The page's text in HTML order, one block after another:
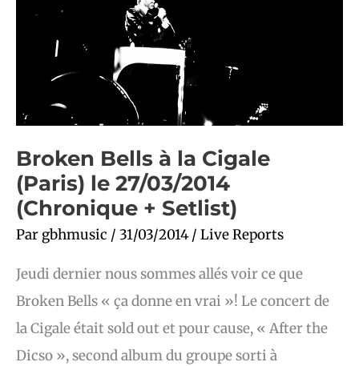
Broken Bells à la Cigale
(Paris) le 27/03/2014
(Chronique + Setlist)
Par gbhmusic / 31/03/2014/ Live Reports
Jeudi dernier nous sommes allés voir ce que
Broken Bells « ça donne en vrai »! Le concert de
la Cigale était sold out et pour cause, « After the
Dicso », second album du groupe sorti à